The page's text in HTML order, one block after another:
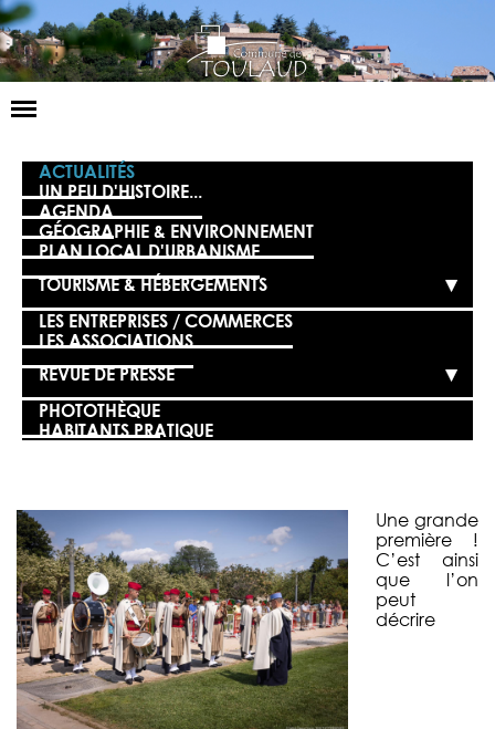
Basculer
LA MAIRIE
NOS SERVICES
LA VIE LOCALE
VOS DÉMARCHES
CONTACT
ACTUALITÉS
UN PEU D'HISTOIRE...
AGENDA
GÉOGRAPHIE & ENVIRONNEMENT
PLAN LOCAL D'URBANISME
TOURISME & HÉBERGEMENTS
LES ENTREPRISES / COMMERCES
LES ASSOCIATIONS
REVUE DE PRESSE
PHOTOTHÈQUE
HABITANTS PRATIQUE
Une grande
première !
C’est ainsi
que l’on
peut
décrire